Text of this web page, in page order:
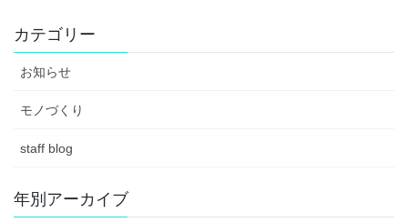
カテゴリー
お知らせ
モノづくり
staff blog
年別アーカイブ